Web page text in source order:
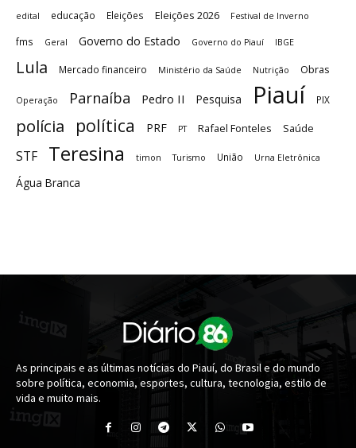
edital educação Eleições Eleições 2026 Festival de Inverno
fms Geral Governo do Estado Governo do Piauí IBGE
Lula Mercado financeiro Ministério da Saúde Nutrição Obras
Operação Parnaíba Pedro II Pesquisa Piauí PIX
polícia política PRF PT Rafael Fonteles Saúde
STF Teresina timon Turismo União Urna Eletrônica
Água Branca
As principais e as últimas notícias do Piauí, do Brasil e do mundo
sobre política, economia, esportes, cultura, tecnologia, estilo de
vida e muito mais.